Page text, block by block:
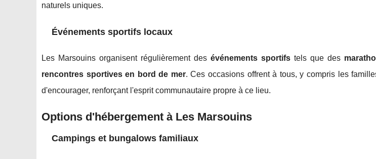
naturels uniques.
Événements sportifs locaux
Les Marsouins organisent régulièrement des événements sportifs tels que des
rencontres sportives en bord de mer. Ces occasions offrent à tous, y compris les
d'encourager, renforçant l'esprit communautaire propre à ce lieu.
Options d'hébergement à Les Marsouins
Campings et bungalows familiaux